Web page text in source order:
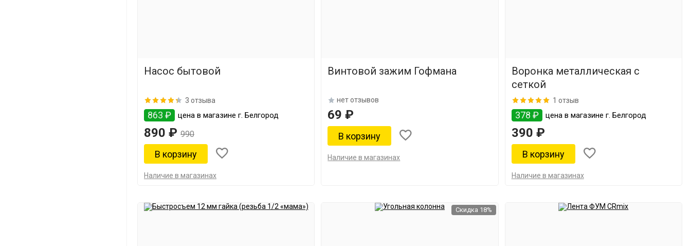
Насос бытовой
3 отзыва
863 ₽ цена в магазине г. Белгород
890 ₽ 990
Наличие в магазинах
Винтовой зажим Гофмана
нет отзывов
69 ₽
Наличие в магазинах
Воронка металлическая с
сеткой
1 отзыв
378 ₽ цена в магазине г. Белгород
390 ₽
Наличие в магазинах
Скидка 18%